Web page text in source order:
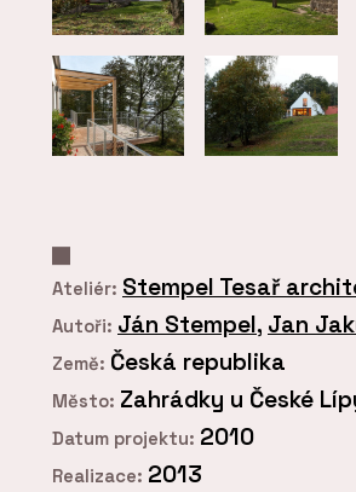
Ateliér: Stempel Tesař
Autoři: Ján Stempel, Jan
Země: Česká republika
Město: Zahrádky u České
Datum projektu: 2010
Realizace: 2013